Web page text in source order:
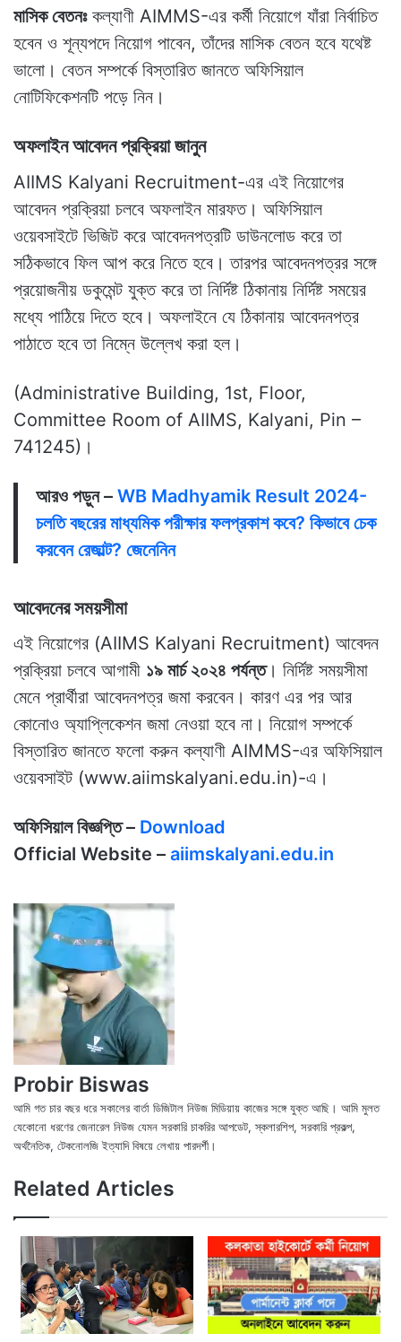
মাসিক বেতনঃকল্যাণী AIMMS-এর কর্মী নিয়োগে যাঁরা নির্বাচিত
হবেন ও শূন্যপদে নিয়োগ পাবেন, তাঁদের মাসিক বেতন হবে যথেষ্ট
ভালো। বেতন সম্পর্কে বিস্তারিত জানতে অফিসিয়াল
নোটিফিকেশনটি পড়ে নিন।
অফলাইন আবেদন প্রক্রিয়া জানুন
AIIMS Kalyani Recruitment-এর এই নিয়োগের
আবেদন প্রক্রিয়া চলবে অফলাইন মারফত। অফিসিয়াল
ওয়েবসাইটে ভিজিট করে আবেদনপত্রটি ডাউনলোড করে তা
সঠিকভাবে ফিল আপ করে নিতে হবে। তারপর আবেদনপত্রর সঙ্গে
প্রয়োজনীয় ডকুমেন্ট যুক্ত করে তা নির্দিষ্ট ঠিকানায় নির্দিষ্ট সময়ের
মধ্যে পাঠিয়ে দিতে হবে। অফলাইনে যে ঠিকানায় আবেদনপত্র
পাঠাতে হবে তা নিম্নে উল্লেখ করা হল।
(Administrative Building, 1st, Floor,
Committee Room of AIIMS, Kalyani, Pin –
741245)।
আরও পড়ুন – WB Madhyamik Result 2024-
চলতি বছরের মাধ্যমিক পরীক্ষার ফলপ্রকাশ কবে? কিভাবে চেক
করবেন রেজাল্ট? জেনেনিন
আবেদনের সময়সীমা
এই নিয়োগের (AIIMS Kalyani Recruitment) আবেদন
প্রক্রিয়া চলবে আগামী ১৯ মার্চ ২০২৪ পর্যন্ত। নির্দিষ্ট সময়সীমা
মেনে প্রার্থীরা আবেদনপত্র জমা করবেন। কারণ এর পর আর
কোনোও অ্যাপ্লিকেশন জমা নেওয়া হবে না। নিয়োগ সম্পর্কে
বিস্তারিত জানতে ফলো করুন কল্যাণী AIMMS-এর অফিসিয়াল
ওয়েবসাইট (www.aiimskalyani.edu.in)-এ।
অফিসিয়াল বিজ্ঞপ্তি – Download
Official Website – aiimskalyani.edu.in
Probir Biswas
আমি গত চার বছর ধরে সকালের বার্তা ডিজিটাল নিউজ মিডিয়ায় কাজের সঙ্গে যুক্ত আছি। আমি মুলত
যেকোনো ধরণের জেনারেল নিউজ যেমন সরকারি চাকরির আপডেট, স্কলারশিপ, সরকারি প্রকল্প,
অর্থনৈতিক, টেকনোলজি ইত্যাদি বিষয়ে লেখায় পারদর্শী।
Related Articles